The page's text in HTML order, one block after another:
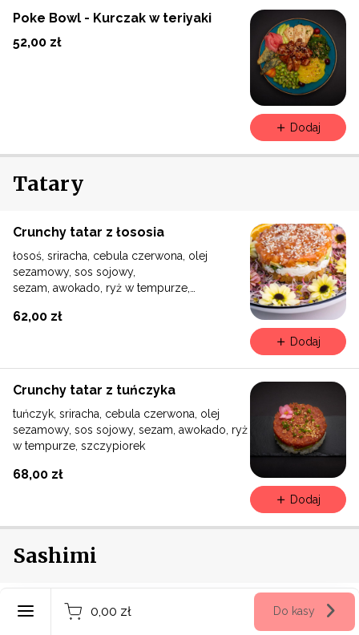
Poke Bowl - Kurczak w teriyaki
52,00 zł
Dodaj
Tatary
Crunchy tatar z łososia
łosoś, sriracha, cebula czerwona, olej
sezamowy, sos sojowy,
sezam, awokado, ryż w tempurze,
62,00 zł
Dodaj
Crunchy tatar z tuńczyka
tuńczyk, sriracha, cebula czerwona, olej
sezamowy, sos sojowy, sezam, awokado, ryż
w tempurze, szczypiorek
68,00 zł
Dodaj
Sashimi
Sashimi z łosośiem
0,00 zł Do kasy